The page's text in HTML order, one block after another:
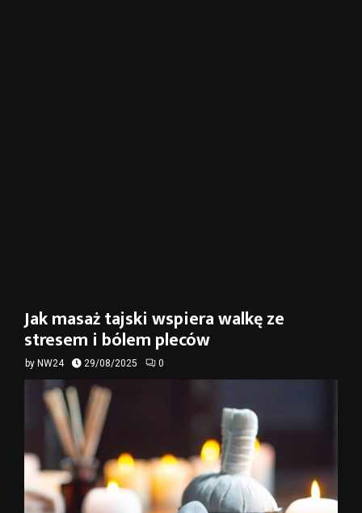
Jak masaż tajski wspiera walkę ze
stresem i bólem pleców
by NW24 29/08/2025 0